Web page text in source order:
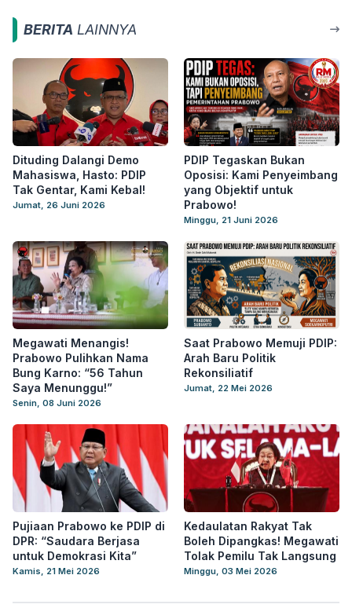
BERITA LAINNYA
Dituding Dalangi Demo
Mahasiswa, Hasto: PDIP
Tak Gentar, Kami Kebal!
Jumat, 26 Juni 2026
PDIP Tegaskan Bukan
Oposisi: Kami Penyeimbang
yang Objektif untuk
Prabowo!
Minggu, 21 Juni 2026
Megawati Menangis!
Prabowo Pulihkan Nama
Bung Karno: “56 Tahun
Saya Menunggu!”
Senin, 08 Juni 2026
Saat Prabowo Memuji PDIP:
Arah Baru Politik
Rekonsiliatif
Jumat, 22 Mei 2026
Pujiaan Prabowo ke PDIP di
DPR: “Saudara Berjasa
untuk Demokrasi Kita”
Kamis, 21 Mei 2026
Kedaulatan Rakyat Tak
Boleh Dipangkas! Megawati
Tolak Pemilu Tak Langsung
Minggu, 03 Mei 2026